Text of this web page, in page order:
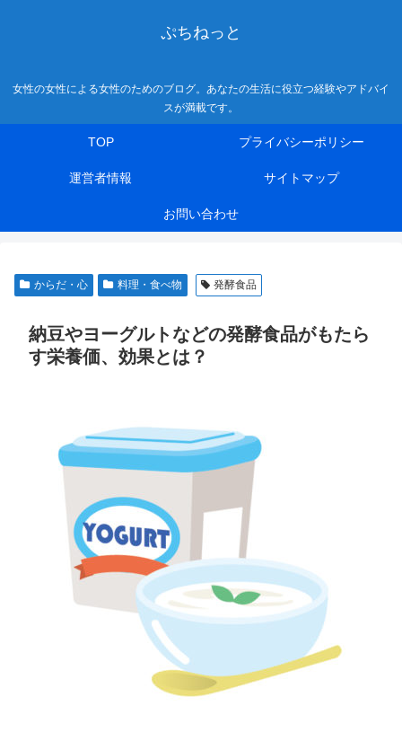
ぷちねっと
女性の女性による女性のためのブログ。あなたの生活に役立つ経験やアドバイ
スが満載です。
TOP プライバシーポリシー
運営者情報 サイトマップ
お問い合わせ
からだ・心 料理・食べ物 発酵食品
納豆やヨーグルトなどの発酵食品がもたら
す栄養価、効果とは？